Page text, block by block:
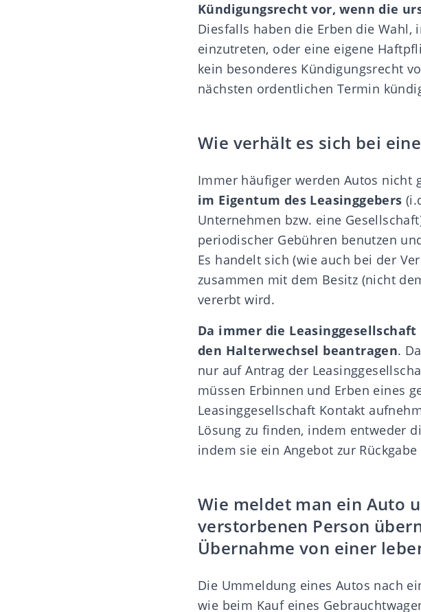
Kündigungsrecht vor, wenn die
Diesfalls haben die Erben die Wahl,
einzutreten, oder eine eigene
kein besonderes Kündigungsrecht
nächsten ordentlichen Termin
Wie verhält es sich bei
Immer häufiger werden Autos nicht
im Eigentum des Leasinggebers
Unternehmen bzw. eine
periodischer Gebühren benutzen
Es handelt sich (wie auch bei der
zusammen mit dem Besitz (nicht
vererbt wird.
Da immer die
den Halterwechsel beantragen.
nur auf Antrag der
müssen Erbinnen und Erben eines
Leasinggesellschaft Kontakt
Lösung zu finden, indem entweder
indem sie ein Angebot zur
Wie meldet man ein Auto
verstorbenen Person
Übernahme von einer
Die Ummeldung eines Autos nach
wie beim Kauf eines